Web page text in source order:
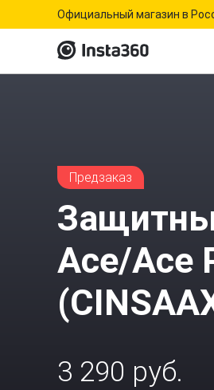
Официальный магазин в
Предзаказ
Ace/Ace
3 290 руб.